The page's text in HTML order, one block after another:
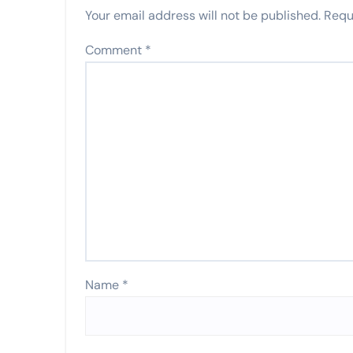
Your email address will not be published.
Comment *
Name *